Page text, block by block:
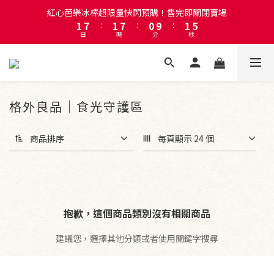
註冊會員即贈送50元購物金！會員首購滿千再折百
1
0
7
6
5
4
0
日
:
1
0
7
6
5
4
0
時
:
09
8
7
6
分
:
1
04
3
2
1
0
秒
註冊會員即贈送50元購物金！會員首購滿千再折百
格外良品｜食光守護區
商品排序 每頁顯示 24 個
抱歉，這個商品類別沒有相關商品
建議您，選擇其他分類或者使用關鍵字搜尋